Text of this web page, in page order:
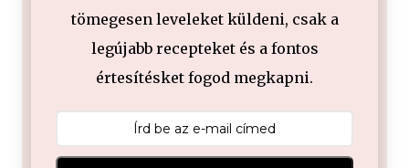
tömegesen leveleket küldeni, csak a
legújabb recepteket és a fontos
értesítésket fogod megkapni.